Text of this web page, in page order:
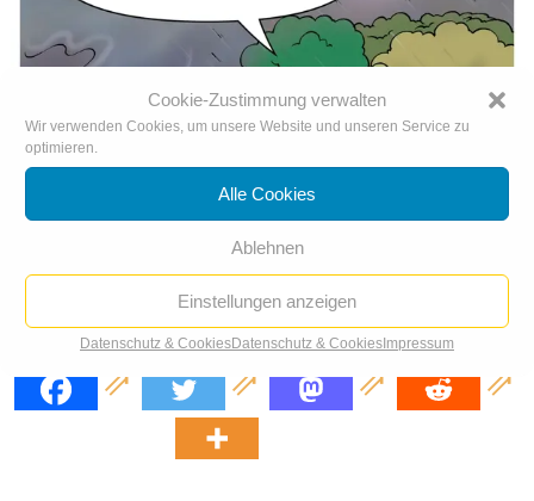
Cookie-Zustimmung verwalten
Wir verwenden Cookies, um unsere Website und unseren Service zu
optimieren.
Alle Cookies
Ablehnen
Einstellungen anzeigen
Datenschutz & CookiesDatenschutz & Cookies Impressum
Holzfeuer